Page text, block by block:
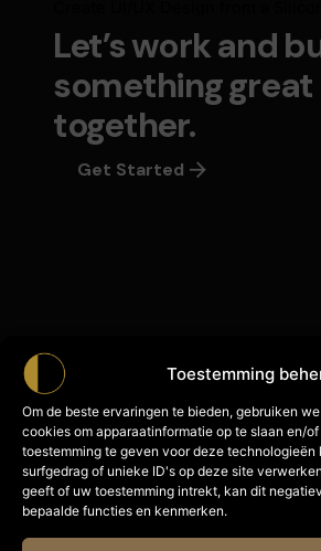
Toestemming
Om de beste ervaringen te bieden, gebruiken
cookies om apparaatinformatie op te slaan en/
toestemming te geven voor deze
surfgedrag of unieke ID's op deze site
geeft of uw toestemming intrekt, kan dit
bepaalde functies en kenmerken.
Let’s work and
something great
together.
Get Started
With Shadow